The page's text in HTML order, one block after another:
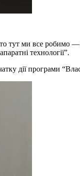
ми все робимо —
технології”.
дії програми